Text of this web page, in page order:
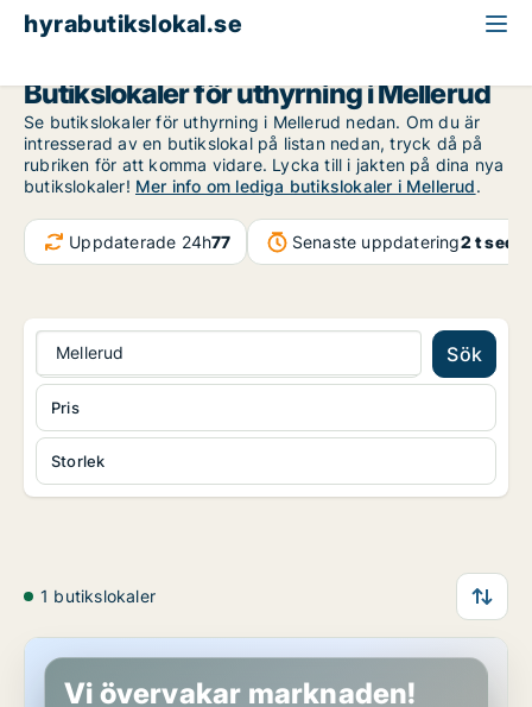
hyrabutikslokal.se
Butikslokaler för uthyrning i Mellerud
Se butikslokaler för uthyrning i Mellerud nedan. Om du är
intresserad av en butikslokal på listan nedan, tryck då på
rubriken för att komma vidare. Lycka till i jakten på dina nya
butikslokaler! Mer info om lediga butikslokaler i Mellerud.
Uppdaterade 24h77 Senaste uppdatering2 t
Mellerud Sök
Storlek
Pris
1 butikslokaler
Butikslokal i Mellerud
Vi övervakar marknaden!